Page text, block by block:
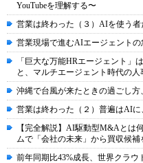
YouTubeを理解する〜
営業は終わった（３）AIを使う
営業現場で進むAIエージェント
「巨大な万能HRエージェント」
と、マルチエージェント時代の人
沖縄で台風が来たときの過ごし方
営業は終わった（２）普遍はAIに
【完全解説】AI駆動型M&Aとは
ムで「会社の未来」から買収候補
前年同期比43%成長、世界クラ